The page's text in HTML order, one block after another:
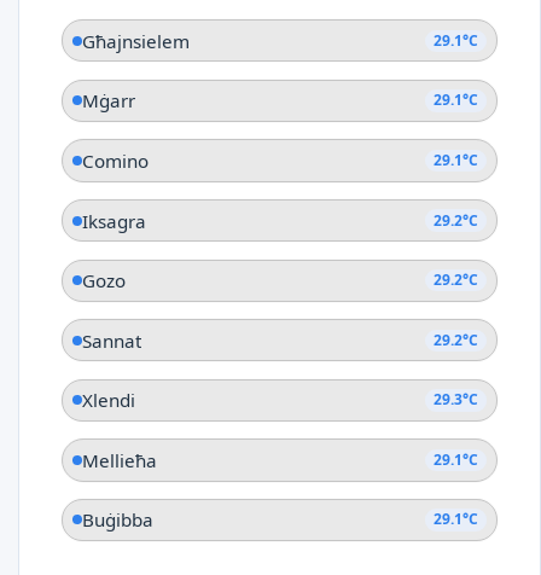
Għajnsielem 29.1°C
Mġarr 29.1°C
Comino 29.1°C
Iksagra 29.2°C
Gozo 29.2°C
Sannat 29.2°C
Xlendi 29.3°C
Mellieħa 29.1°C
Buġibba 29.1°C